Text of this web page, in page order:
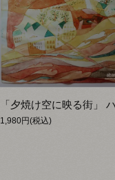
1,980円(税込)